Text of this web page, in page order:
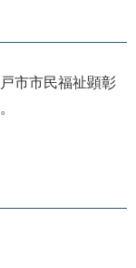
市市民福祉顕彰